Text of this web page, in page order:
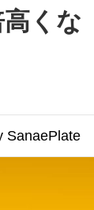
くな
SanaePlate